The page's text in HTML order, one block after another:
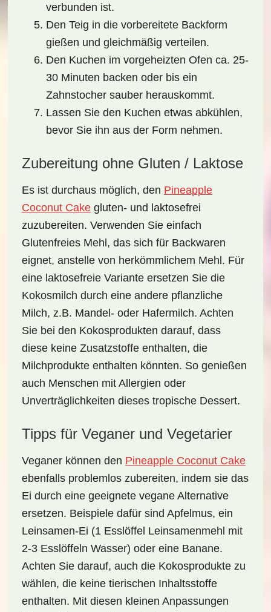
verbunden ist.
Den Teig in die vorbereitete Backform
gießen und gleichmäßig verteilen.
Den Kuchen im vorgeheizten Ofen ca. 25-
30 Minuten backen oder bis ein
Zahnstocher sauber herauskommt.
Lassen Sie den Kuchen etwas abkühlen,
bevor Sie ihn aus der Form nehmen.
Zubereitung ohne Gluten / Laktose
Es ist durchaus möglich, den Pineapple
Coconut Cakegluten- und laktosefrei
zuzubereiten. Verwenden Sie einfach
Glutenfreies Mehl , das sich für Backwaren
eignet, anstelle von herkömmlichem Mehl. Für
eine laktosefreie Variante ersetzen Sie die
Kokosmilch durch eine andere pflanzliche
Milch, z.B. Mandel- oder Hafermilch. Achten
Sie bei den Kokosprodukten darauf, dass
diese keine Zusatzstoffe enthalten, die
Milchprodukte enthalten könnten. So genießen
auch Menschen mit Allergien oder
Unverträglichkeiten dieses tropische Dessert.
Tipps für Veganer und Vegetarier
Veganer können den Pineapple Coconut Cake
ebenfalls problemlos zubereiten, indem sie das
Ei durch eine geeignete vegane Alternative
ersetzen. Beispiele dafür sind Apfelmus, ein
Leinsamen-Ei (1 Esslöffel Leinsamenmehl mit
2-3 Esslöffeln Wasser) oder eine Banane.
Achten Sie darauf, auch die Kokosprodukte zu
wählen, die keine tierischen Inhaltsstoffe
enthalten. Mit diesen kleinen Anpassungen